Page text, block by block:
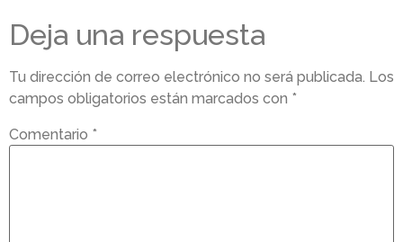
Deja una respuesta
Tu dirección de correo electrónico no será publicada. Los
campos obligatorios están marcados con *
Comentario *